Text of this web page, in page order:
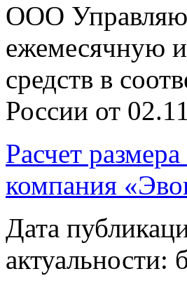
ООО
ежемесячную
средств в
России от
Расчет
компания
Дата
актуальности: